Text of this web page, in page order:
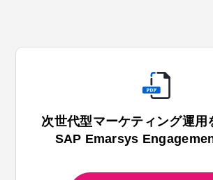
次世代型マーケティング運用
SAP Emarsys